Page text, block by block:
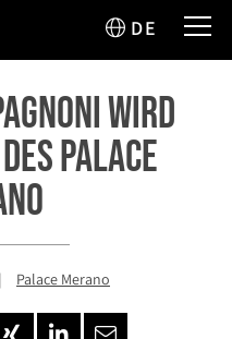
DE
wird
Palace
Palace Merano